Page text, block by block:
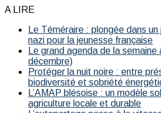
A LIRE
Le Téméraire : plongée dans
nazi pour la jeunesse française
Le grand agenda de la semaine
décembre)
Protéger la nuit noire : entre
biodiversité et sobriété
L’AMAP blésoise : un modèle
agriculture locale et durable